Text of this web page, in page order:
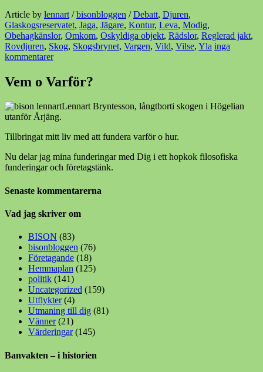
Article by lennart /bisonbloggen /Debatt, Djuren,
Glaskogsreservatet, Jaga, Jägare, Kontur, Leva, Modig,
Obehagkänslor, Omkom, Oskyldiga objekt, Rädslor, Reglerad jakt,
Rovdjuren, Skog, Skogsbrynet, Vargen, Vild, Vilse, Yla inga
kommentarer
Vem o Varför?
Lennart Bryntesson, långtborti skogen i Högelian
utanför Årjäng.
Tillbringat mitt liv med att fundera varför o hur.
Nu delar jag mina funderingar med Dig i ett hopkok filosofiska
funderingar och företagstänk.
Senaste kommentarerna
Vad jag skriver om
BISON (83)
bisonbloggen (76)
Företagande (18)
Hemmaplan (125)
politik (141)
Uncategorized (159)
Utflykter(4)
Utmaning till dig (81)
Vänner(21)
Värderingar(145)
Banvakten – i historien